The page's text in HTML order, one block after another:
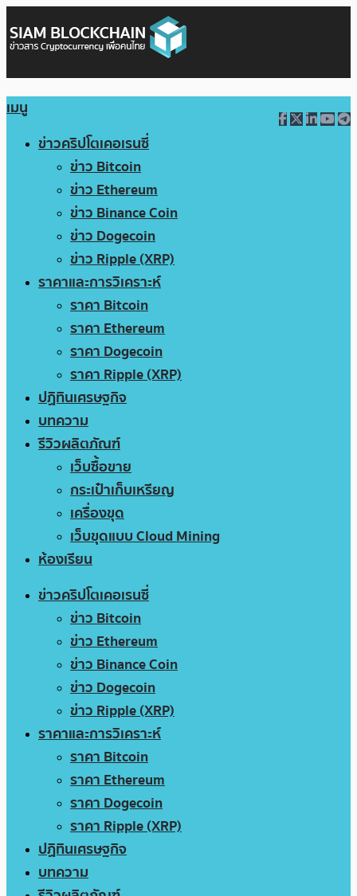
เมนู
ข่าวคริปโตเคอเรนซี่
ข่าว Bitcoin
ข่าว Ethereum
ข่าว Binance Coin
ข่าว Dogecoin
ข่าว Ripple (XRP)
ราคาและการวิเคราะห์
ราคา Bitcoin
ราคา Ethereum
ราคา Dogecoin
ราคา Ripple (XRP)
ปฏิทินเศรษฐกิจ
บทความ
รีวิวผลิตภัณฑ์
เว็บซื้อขาย
กระเป๋าเก็บเหรียญ
เครื่องขุด
เว็บขุดแบบ Cloud Mining
ห้องเรียน
ข่าวคริปโตเคอเรนซี่
ข่าว Bitcoin
ข่าว Ethereum
ข่าว Binance Coin
ข่าว Dogecoin
ข่าว Ripple (XRP)
ราคาและการวิเคราะห์
ราคา Bitcoin
ราคา Ethereum
ราคา Dogecoin
ราคา Ripple (XRP)
ปฏิทินเศรษฐกิจ
บทความ